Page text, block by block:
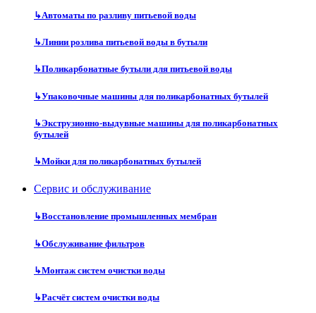
↳Автоматы по разливу питьевой воды
↳Линии розлива питьевой воды в бутыли
↳Поликарбонатные бутыли для питьевой воды
↳Упаковочные машины для поликарбонатных бутылей
↳Экструзионно-выдувные машины для поликарбонатных
бутылей
↳Мойки для поликарбонатных бутылей
Сервис и обслуживание
↳Восстановление промышленных мембран
↳Обслуживание фильтров
↳Монтаж систем очистки воды
↳Расчёт систем очистки воды